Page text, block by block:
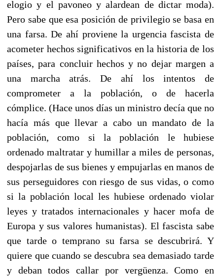
elogio y el pavoneo y alardean de dictar moda).
Pero sabe que esa posición de privilegio se basa en
una farsa. De ahí proviene la urgencia fascista de
acometer hechos significativos en la historia de los
países, para concluir hechos y no dejar margen a
una marcha atrás. De ahí los intentos de
comprometer a la población, o de hacerla
cómplice. (Hace unos días un ministro decía que no
hacía más que llevar a cabo un mandato de la
población, como si la población le hubiese
ordenado maltratar y humillar a miles de personas,
despojarlas de sus bienes y empujarlas en manos de
sus perseguidores con riesgo de sus vidas, o como
si la población local les hubiese ordenado violar
leyes y tratados internacionales y hacer mofa de
Europa y sus valores humanistas). El fascista sabe
que tarde o temprano su farsa se descubrirá. Y
quiere que cuando se descubra sea demasiado tarde
y deban todos callar por vergüenza. Como en